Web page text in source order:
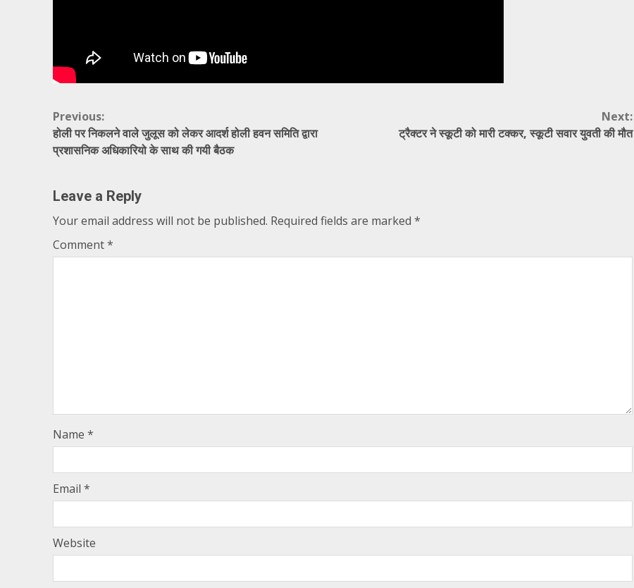
Continue
Reading
Previous:
होली पर निकलने वाले जुलूस को लेकर आदर्श होली हवन समिति द्वारा
प्रशासनिक अधिकारियो के साथ की गयी बैठक
Next:
ट्रैक्टर ने स्कूटी को मारी टक्कर, स्कूटी सवार युवती की मौत
Leave a Reply
Your email address will not be published. Required fields are marked *
Comment*
Name *
Email *
Website